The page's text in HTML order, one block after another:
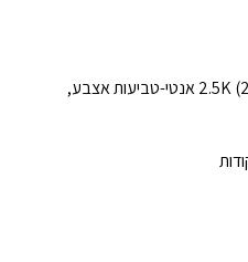
11" 2.5K (2560x1600) IPS 500nits אנטי-טביעות אצבע,